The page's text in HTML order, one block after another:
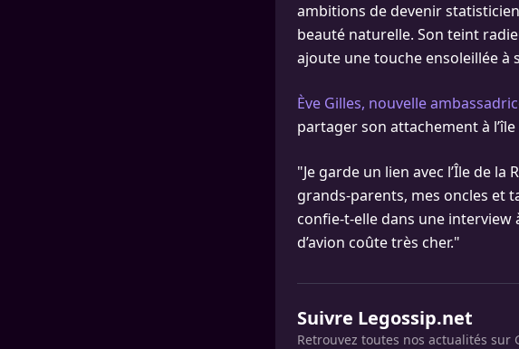
ambitions de devenir
beauté naturelle. Son teint
ajoute une touche ensoleillée à
Ève Gilles, nouvelle
partager son attachement à
"Je garde un lien avec l’Île de
grands-parents, mes oncles et
confie-t-elle dans une interview
d’avion coûte très cher."
Suivre Legossip.net
Retrouvez toutes nos actualités sur